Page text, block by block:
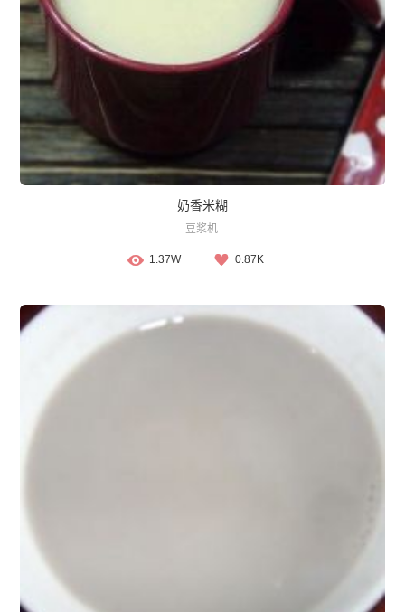
奶香米糊
豆浆机
1.37W 0.87K